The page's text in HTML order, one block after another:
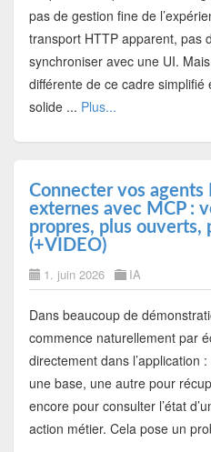
pas de gestion fine de
transport HTTP apparent, pas
synchroniser avec une UI.
différente de ce cadre
solide ... Plus...
Connecter vos agents
externes avec MCP :
propres, plus ouverts,
(+VIDEO)
1. juin 2026 IA
Dans beaucoup de
commence naturellement par
directement dans l’application
une base, une autre pour
encore pour consulter l’état
action métier. Cela pose un